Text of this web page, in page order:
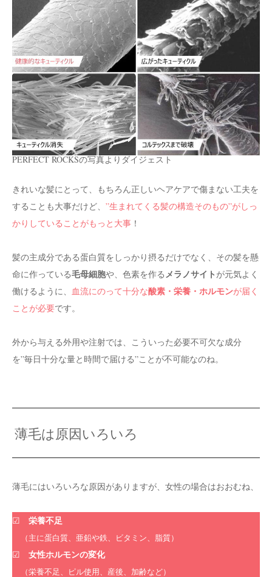
PERFECT ROCKSの写真よりダイジェスト
きれいな髪にとって、もちろん正しいヘアケアで傷まない工夫を
することも大事だけど、 ”生まれてくる髪の構造そのもの”がしっ
かりしていることがもっと大事 ！
髪の主成分である蛋白質をしっかり摂るだけでなく、その髪を懸
命に作っている毛母細胞や、色素を作るメラノサイト が元気よく
働けるように、
血流にのって十分な酸素・栄養・ホルモンが届く
ことが必要です。
外から与える外用や注射では、こういった必要不可欠な成分
を”毎日十分な量と時間で届ける”ことが不可能なのね。
薄毛は原因いろいろ
薄毛にはいろいろな原因がありますが、女性の場合はおおむね、
☑ 栄養不足
（主に蛋白質、亜鉛や鉄、ビタミン、脂質）
☑ 女性ホルモンの変化
（栄養不足、ピル使用、産後、加齢など）